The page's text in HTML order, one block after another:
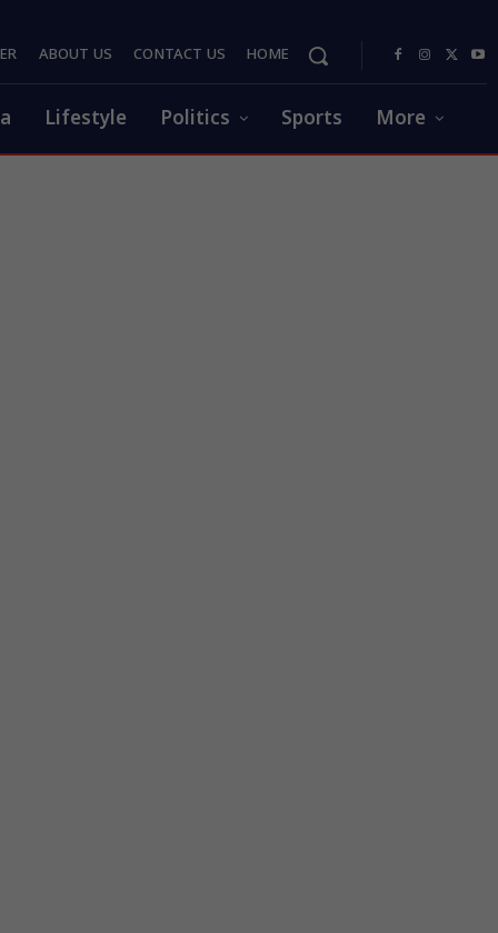
ABOUT US CONTACT US HOME
Lifestyle Politics Sports More